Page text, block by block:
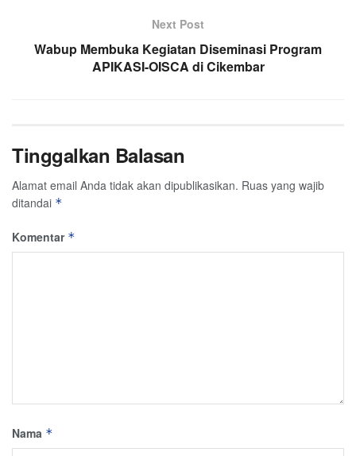
Next Post
Wabup Membuka Kegiatan Diseminasi Program
APIKASI-OISCA di Cikembar
Tinggalkan Balasan
Alamat email Anda tidak akan dipublikasikan. Ruas yang wajib
ditandai *
Komentar *
Nama *